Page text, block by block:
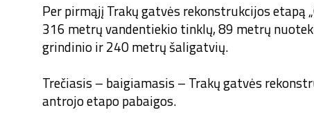
Per pirmąjį Trakų gatvės rekonstrukcijos etapą
316 metrų vandentiekio tinklų, 89 metrų
grindinio ir 240 metrų šaligatvių.
Trečiasis – baigiamasis – Trakų gatvės
antrojo etapo pabaigos.